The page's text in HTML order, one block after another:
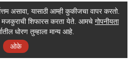
/ WIDGET
/ WIDGET
असावा, यासाठी आम्ही कुकीजचा वापर करतो.
मजकुराची शिफारस करता येते. आमचे गोपनीयता
धोरण तुम्हाला मान्य आहे.
ओके